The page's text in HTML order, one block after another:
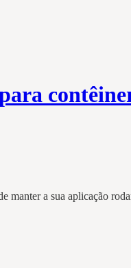
manter a sua aplicação